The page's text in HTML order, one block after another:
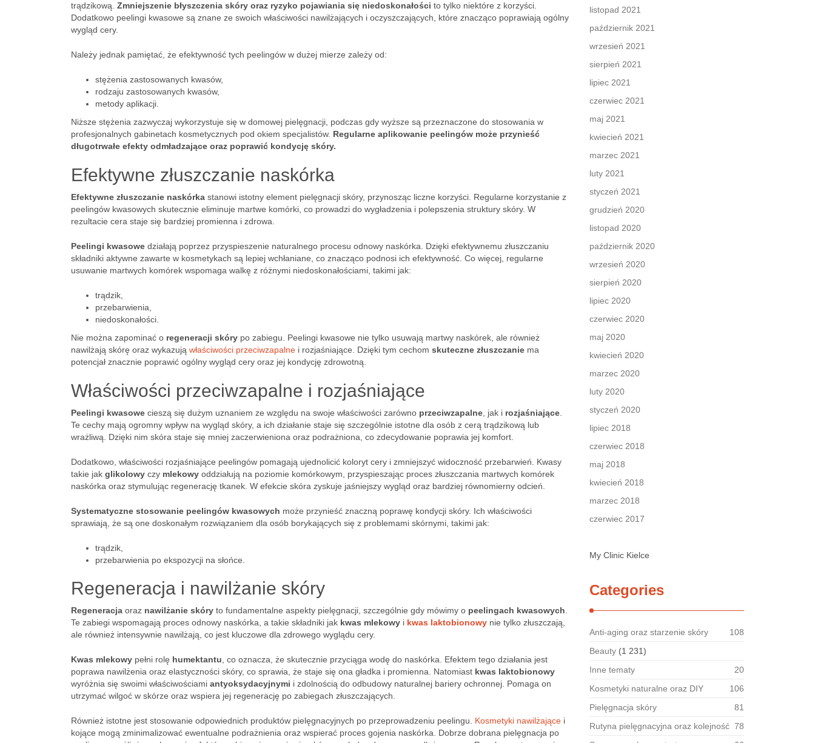
trądzikową. Zmniejszenie błyszczenia skóry oraz ryzyko pojawiania się niedoskonałości to tylko niektóre z korzyści.
Dodatkowo peelingi kwasowe są znane ze swoich właściwości nawilżających i oczyszczających, które znacząco poprawiają ogólny
wygląd cery.
Należy jednak pamiętać, że efektywność tych peelingów w dużej mierze zależy od:
stężenia zastosowanych kwasów,
rodzaju zastosowanych kwasów,
metody aplikacji.
Niższe stężenia zazwyczaj wykorzystuje się w domowej pielęgnacji, podczas gdy wyższe są przeznaczone do stosowania w
profesjonalnych gabinetach kosmetycznych pod okiem specjalistów. Regularne aplikowanie peelingów może przynieść
długotrwałe efekty odmładzające oraz poprawić kondycję skóry.
Efektywne złuszczanie naskórka
Efektywne złuszczanie naskórka stanowi istotny element pielęgnacji skóry, przynosząc liczne korzyści. Regularne korzystanie z
peelingów kwasowych skutecznie eliminuje martwe komórki, co prowadzi do wygładzenia i polepszenia struktury skóry. W
rezultacie cera staje się bardziej promienna i zdrowa.
Peelingi kwasowe działają poprzez przyspieszenie naturalnego procesu odnowy naskórka. Dzięki efektywnemu złuszczaniu
składniki aktywne zawarte w kosmetykach są lepiej wchłaniane, co znacząco podnosi ich efektywność. Co więcej, regularne
usuwanie martwych komórek wspomaga walkę z różnymi niedoskonałościami, takimi jak:
trądzik,
przebarwienia,
niedoskonałości.
Nie można zapominać o regeneracji skóry po zabiegu. Peelingi kwasowe nie tylko usuwają martwy naskórek, ale również
nawilżają skórę oraz wykazują właściwości przeciwzapalne i rozjaśniające. Dzięki tym cechom skuteczne złuszczanie ma
potencjał znacznie poprawić ogólny wygląd cery oraz jej kondycję zdrowotną.
Właściwości przeciwzapalne i rozjaśniające
Peelingi kwasowe cieszą się dużym uznaniem ze względu na swoje właściwości zarówno przeciwzapalne , jak i rozjaśniające
Te cechy mają ogromny wpływ na wygląd skóry, a ich działanie staje się szczególnie istotne dla osób z cerą trądzikową lub
wrażliwą. Dzięki nim skóra staje się mniej zaczerwieniona oraz podrażniona, co zdecydowanie poprawia jej komfort.
Dodatkowo, właściwości rozjaśniające peelingów pomagają ujednolicić koloryt cery i zmniejszyć widoczność przebarwień. Kwasy
takie jak glikolowy czy mlekowy oddziałują na poziomie komórkowym, przyspieszając proces złuszczania martwych komórek
naskórka oraz stymulując regenerację tkanek. W efekcie skóra zyskuje jaśniejszy wygląd oraz bardziej równomierny odcień.
Systematyczne stosowanie peelingów kwasowych może przynieść znaczną poprawę kondycji skóry. Ich właściwości
sprawiają, że są one doskonałym rozwiązaniem dla osób borykających się z problemami skórnymi, takimi jak:
trądzik,
przebarwienia po ekspozycji na słońce.
Regeneracja i nawilżanie skóry
Regeneracja oraz nawilżanie skóry to fundamentalne aspekty pielęgnacji, szczególnie gdy mówimy o peelingach kwasowych
Te zabiegi wspomagają proces odnowy naskórka, a takie składniki jak kwas mlekowy i kwas laktobionowy nie tylko złuszczają,
ale również intensywnie nawilżają, co jest kluczowe dla zdrowego wyglądu cery.
Kwas mlekowy pełni rolę humektantu , co oznacza, że skutecznie przyciąga wodę do naskórka. Efektem tego działania jest
poprawa nawilżenia oraz elastyczności skóry, co sprawia, że staje się ona gładka i promienna. Natomiast kwas laktobionowy
wyróżnia się swoimi właściwościami antyoksydacyjnymi i zdolnością do odbudowy naturalnej bariery ochronnej. Pomaga on
utrzymać wilgoć w skórze oraz wspiera jej regenerację po zabiegach złuszczających.
Również istotne jest stosowanie odpowiednich produktów pielęgnacyjnych po przeprowadzeniu peelingu. Kosmetyki nawilżające i
kojące mogą zminimalizować ewentualne podrażnienia oraz wspierać proces gojenia naskórka. Dobrze dobrana pielęgnacja po
listopad 2021
październik 2021
wrzesień 2021
sierpień 2021
lipiec 2021
czerwiec 2021
maj 2021
kwiecień 2021
marzec 2021
luty 2021
styczeń 2021
grudzień 2020
listopad 2020
październik 2020
wrzesień 2020
sierpień 2020
lipiec 2020
czerwiec 2020
maj 2020
kwiecień 2020
marzec 2020
luty 2020
styczeń 2020
lipiec 2018
czerwiec 2018
maj 2018
kwiecień 2018
marzec 2018
czerwiec 2017
My Clinic Kielce
Categories
Anti-aging oraz starzenie skóry
108
Beauty (1 231)
Inne tematy
20
Kosmetyki naturalne oraz DIY
106
Pielęgnacja skóry
81
Rutyna pielęgnacyjna oraz kolejność 78